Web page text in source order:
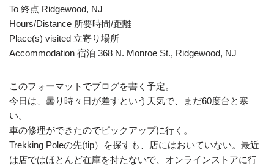
To 終点 Ridgewood, NJ
Hours/Distance 所要時間/距離
Place(s) visited 立寄り場所
Accommodation 宿泊 368 N. Monroe St., Ridgewood, NJ
このフォーマットでブログを書く予定。
今日は、曇り時々日が差すという天気で、まだ60度台と寒
い。
車の修理ができたのでピックアップに行く。
Trekking Poleの先(tip）を探すも、店にはおいていない。最近
は店ではほとんど在庫を持たないで、オンラインストアに行